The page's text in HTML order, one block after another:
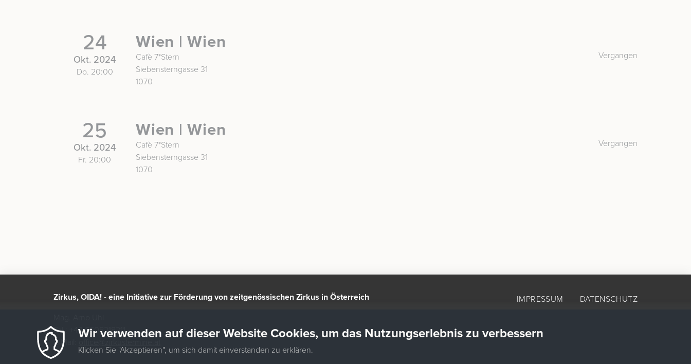
24
Okt. 2024
Do. 20:00
Wien | Wien
Cafè 7*Stern
Siebensterngasse 31
1070
Vergangen
25
Okt. 2024
Fr. 20:00
Wien | Wien
Cafè 7*Stern
Siebensterngasse 31
1070
Vergangen
Zirkus, OIDA! - eine Initiative zur Förderung von zeitgenössischen Zirkus in Österreich
Tel.: +43 6608218211
E-Mail:
IMPRESSUM DATENSCHUTZ
Wir verwenden auf dieser Website Cookies, um das Nutzungserlebnis zu verbessern
Klicken Sie "Akzeptieren", um sich damit einverstanden zu erklären.